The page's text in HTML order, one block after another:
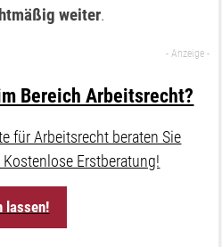
weiter.
Bereich Arbeitsrecht?
für Arbeitsrecht beraten Sie
Erstberatung!
lassen!